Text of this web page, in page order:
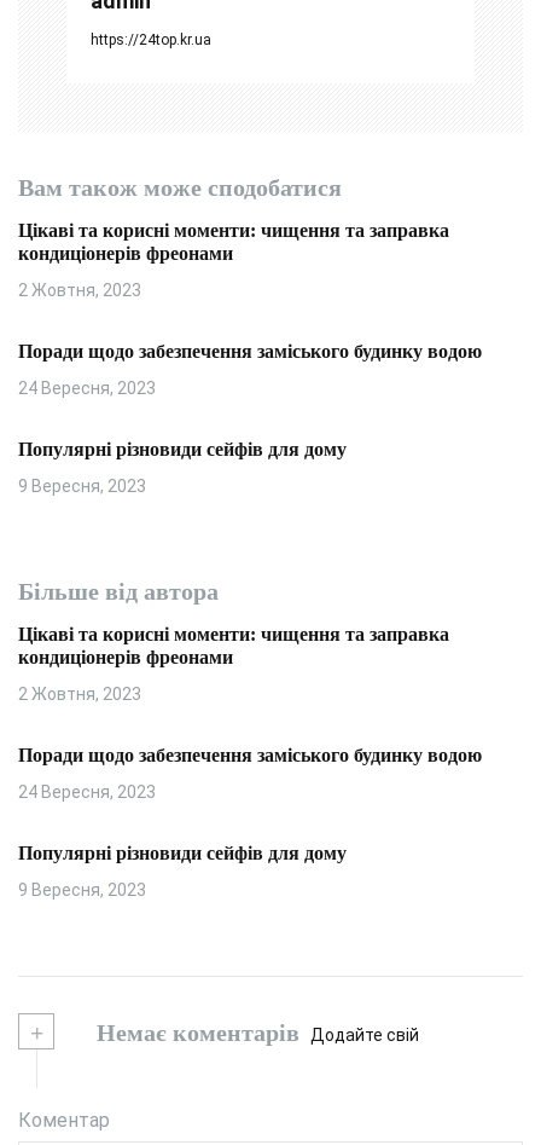
https://24top.kr.ua
Вам також може сподобатися
Цікаві та корисні моменти: чищення та заправка
кондиціонерів фреонами
2 Жовтня, 2023
Поради щодо забезпечення заміського будинку водою
24 Вересня, 2023
Популярні різновиди сейфів для дому
9 Вересня, 2023
Більше від автора
Цікаві та корисні моменти: чищення та заправка
кондиціонерів фреонами
2 Жовтня, 2023
Поради щодо забезпечення заміського будинку водою
24 Вересня, 2023
Популярні різновиди сейфів для дому
9 Вересня, 2023
+ Немає коментарів Додайте свій
Коментар